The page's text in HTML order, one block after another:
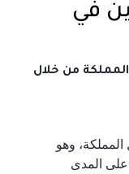
في
من خلال
وهو
المدى